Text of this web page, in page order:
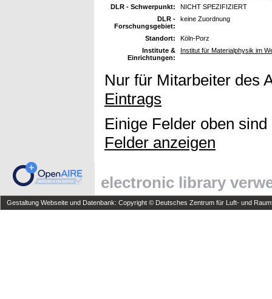
DLR - Schwerpunkt:
NICHT SPEZIFIZIERT
DLR -
Forschungsgebiet:
keine Zuordnung
Standort:
Köln-Porz
Institute &
Einrichtungen:
Institut für Materialphysik im
Nur für Mitarbeiter des
Eintrags
Einige Felder oben
Felder anzeigen
electronic library
Gestaltung Webseite und Datenbank: Copyright © Deutsches Zentrum für Luft- und